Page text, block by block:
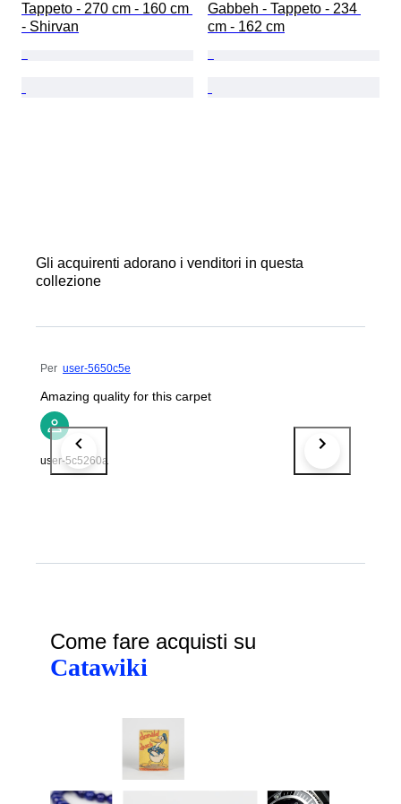
Tappeto - 270 cm - 160 cm
- Shirvan
Gabbeh - Tappeto - 234
cm - 162 cm
Gli acquirenti adorano i venditori in questa
collezione
Per user-5650c5e
Amazing quality for this carpet
user-5c5260a
Come fare acquisti su
Catawiki